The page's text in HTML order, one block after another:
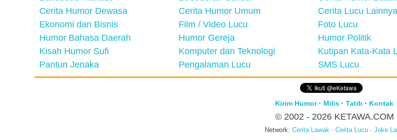
Cerita Humor Dewasa
Cerita Humor Umum Cerita Lucu Lainnya
Ekonomi dan Bisnis
Film / Video Lucu Foto Lucu
Humor Bahasa Daerah
Humor Gereja Humor Politik
Kisah Humor Sufi
Komputer dan Teknologi Kutipan Kata-Kata
Pantun Jenaka
Pengalaman Lucu SMS Lucu
Kirim Humor· Milis · Tatib · Kontak
© 2002 - 2026 KETAWA.COM
Network: Cerita Lawak · Cerita Lucu · Joke